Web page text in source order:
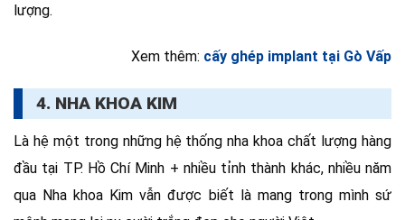
lượng.
Xem thêm: cấy ghép implant tại Gò Vấp
4. NHA KHOA KIM
Là hệ một trong những hệ thống nha khoa chất lượng hàng
đầu tại TP. Hồ Chí Minh + nhiều tỉnh thành khác, nhiều năm
qua Nha khoa Kim vẫn được biết là mang trong mình sứ